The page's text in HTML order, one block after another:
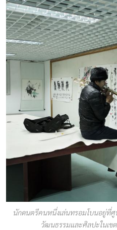
นักดนตรีคนหนึ่งเล่นทรอมโบนอยู่ที่
วัฒนธรรมและศิลปะในเข